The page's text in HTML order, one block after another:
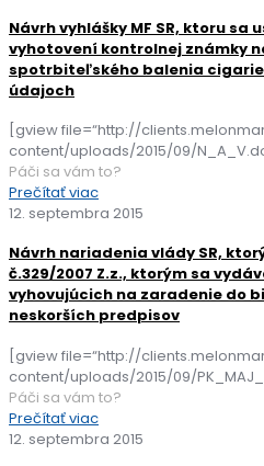
Návrh vyhlášky MF SR, ktoru
vyhotovení kontrolnej známky
spotrbiteľského balenia
údajoch
[gview file=“http://
content/uploads/2015/09/
Páči sa vám to?
Prečítať viac
12. septembra 2015
Návrh nariadenia vlády SR,
č.329/2007 Z.z., ktorým sa
vyhovujúcich na zaradenie do
neskorších predpisov
[gview file=“http://
content/uploads/2015/09/
Páči sa vám to?
Prečítať viac
12. septembra 2015